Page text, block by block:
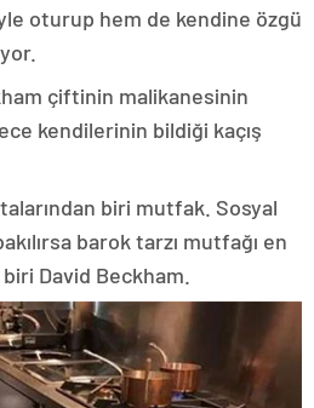
oturup hem de kendine özgü
çiftinin malikanesinin
kendilerinin bildiği kaçış
biri mutfak. Sosyal
barok tarzı mutfağı en
David Beckham.